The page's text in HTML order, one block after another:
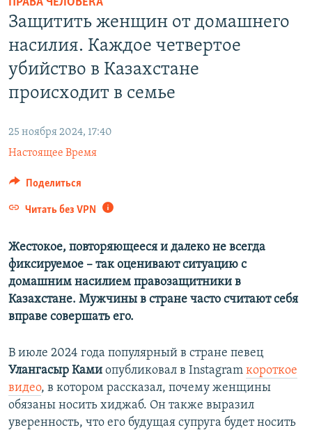
КРЫМ.НЕПОКОРЕННЫЙ
ELIFBE
УКРАИНСКАЯ ПРОБЛЕМА КРЫМА
Все сайты RFE/RL
Защитить женщин от домашнего
насилия. Каждое четвертое
убийство в Казахстане
происходит в семье
25 ноября 2024, 17:40
Настоящее Время
Поделиться
Читать без VPN
Жестокое, повторяющееся и далеко не всегда
фиксируемое – так оценивают ситуацию с
домашним насилием правозащитники в
Казахстане. Мужчины в стране часто считают себя
вправе совершать его.
В июле 2024 года популярный в стране певец
Улангасыр Ками опубликовал в Instagram короткое
видео, в котором рассказал, почему женщины
обязаны носить хиджаб. Он также выразил
уверенность, что его будущая супруга будет носить